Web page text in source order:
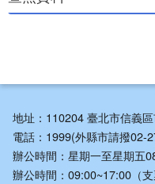
地址：110204 臺北市信義
電話：1999(外縣市請撥02-
辦公時間：星期一至星期五
辦公時間：09:00~17:00（